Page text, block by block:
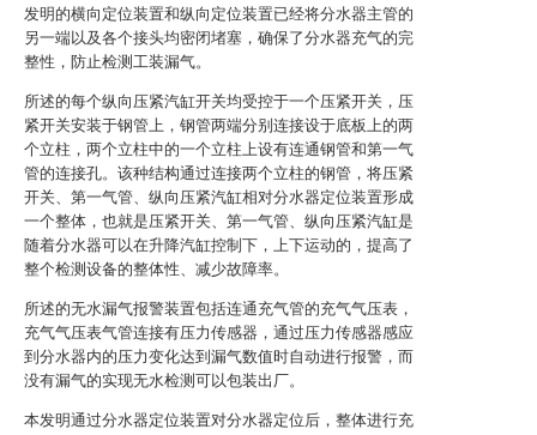
发明的横向定位装置和纵向定位装置已经将分水器主管的
另一端以及各个接头均密闭堵塞，确保了分水器充气的完
整性，防止检测工装漏气。
所述的每个纵向压紧汽缸开关均受控于一个压紧开关，压
紧开关安装于钢管上，钢管两端分别连接设于底板上的两
个立柱，两个立柱中的一个立柱上设有连通钢管和第一气
管的连接孔。该种结构通过连接两个立柱的钢管，将压紧
开关、第一气管、纵向压紧汽缸相对分水器定位装置形成
一个整体，也就是压紧开关、第一气管、纵向压紧汽缸是
随着分水器可以在升降汽缸控制下，上下运动的，提高了
整个检测设备的整体性、减少故障率。
所述的无水漏气报警装置包括连通充气管的充气气压表，
充气气压表气管连接有压力传感器，通过压力传感器感应
到分水器内的压力变化达到漏气数值时自动进行报警，而
没有漏气的实现无水检测可以包装出厂。
本发明通过分水器定位装置对分水器定位后，整体进行充